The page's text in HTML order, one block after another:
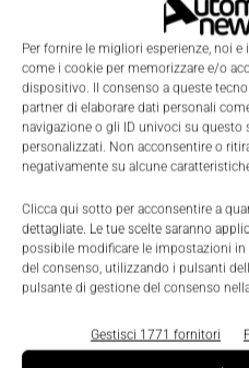
Per fornire le migliori esperienze, noi
come i cookie per memorizzare e/o
dispositivo. Il consenso a queste
partner di elaborare dati personali
navigazione o gli ID univoci su
personalizzati. Non acconsentire o
negativamente su alcune
Clicca qui sotto per acconsentire a
dettagliate. Le tue scelte saranno
possibile modificare le impostazioni
del consenso, utilizzando i pulsanti
pulsante di gestione del consenso
Gestisci 1771 fornitori
come orientarsi
La Redazione 26 Gennaio 2022